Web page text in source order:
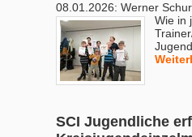
08.01.2026: Werner
Wie in
SCI Jugendliche